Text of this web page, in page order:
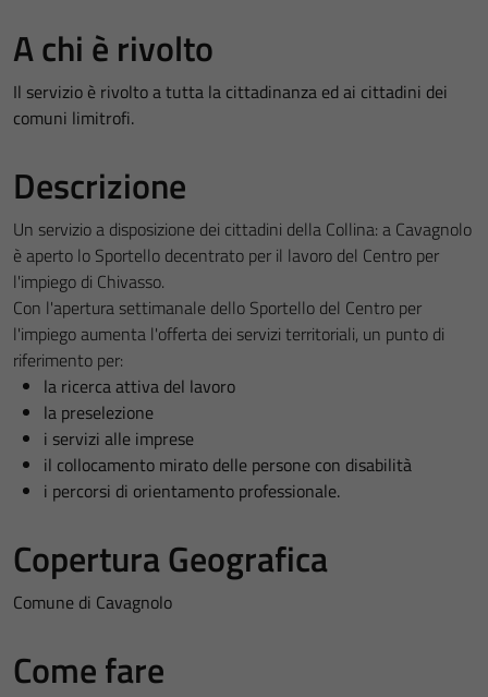
A chi è rivolto
Il servizio è rivolto a tutta la cittadinanza ed ai cittadini dei
comuni limitrofi.
Descrizione
Un servizio a disposizione dei cittadini della Collina: a Cavagnolo
è aperto lo Sportello decentrato per il lavoro del Centro per
l'impiego di Chivasso.
Con l'apertura settimanale dello Sportello del Centro per
l'impiego aumenta l'offerta dei servizi territoriali, un punto di
riferimento per:
la ricerca attiva del lavoro
la preselezione
i servizi alle imprese
il collocamento mirato delle persone con disabilità
i percorsi di orientamento professionale.
Copertura Geografica
Comune di Cavagnolo
Come fare